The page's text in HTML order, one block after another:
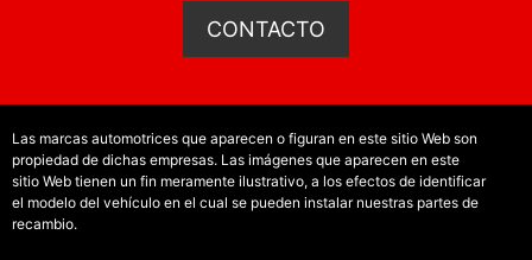
CONTACTO
Las marcas automotrices que aparecen o figuran en este sitio Web son
propiedad de dichas empresas. Las imágenes que aparecen en este
sitio Web tienen un fin meramente ilustrativo, a los efectos de identificar
el modelo del vehículo en el cual se pueden instalar nuestras partes de
recambio.